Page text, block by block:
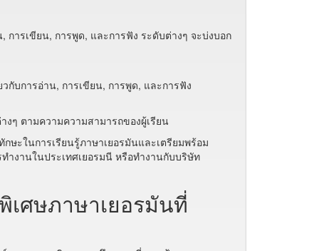
ารเขียน, การพูด, และการฟัง ระดับต่างๆ จะบ่งบอก
กับการอ่าน, การเขียน, การพูด, และการฟัง
งๆ ตามความความสามารถของผู้เรียน
ษะในการเรียนรู้ภาษาเยอรมันและเตรียมพร้อม
ำงานในประเทศเยอรมนี หรือทำงานกับบริษัท
เศษภาษาเยอรมันที่